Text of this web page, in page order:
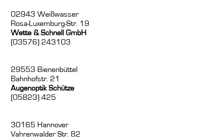
02943 Weißwasser
Rosa-Luxemburg-Str. 19
Wette & Schnell GmbH
(03576) 243103
29553 Bienenbüttel
Bahnhofstr. 21
Augenoptik Schütze
(05823) 425
30165 Hannover
Vahrenwalder Str. 82